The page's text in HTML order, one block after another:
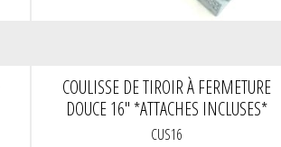
COULISSE DE TIROIR À FERMETURE
DOUCE 16" *ATTACHES INCLUSES*
CUS16